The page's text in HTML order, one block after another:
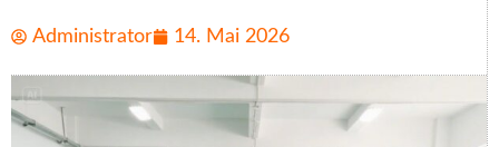
Administrator 14. Mai 2026